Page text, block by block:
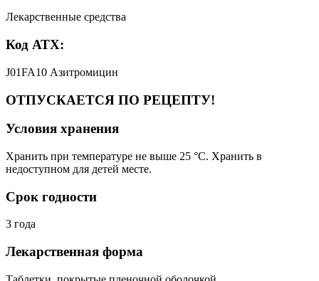
Лекарственные средства
Код АТХ:
J01FA10 Азитромицин
ОТПУСКАЕТСЯ ПО РЕЦЕПТУ!
Условия хранения
Хранить при температуре не выше 25 °С. Хранить в
недоступном для детей месте.
Срок годности
3 года
Лекарственная форма